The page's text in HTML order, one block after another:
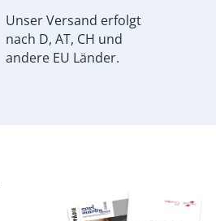
Unser Versand erfolgt
nach D, AT, CH und
andere EU Länder.